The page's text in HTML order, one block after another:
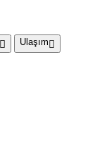
Ulaşım